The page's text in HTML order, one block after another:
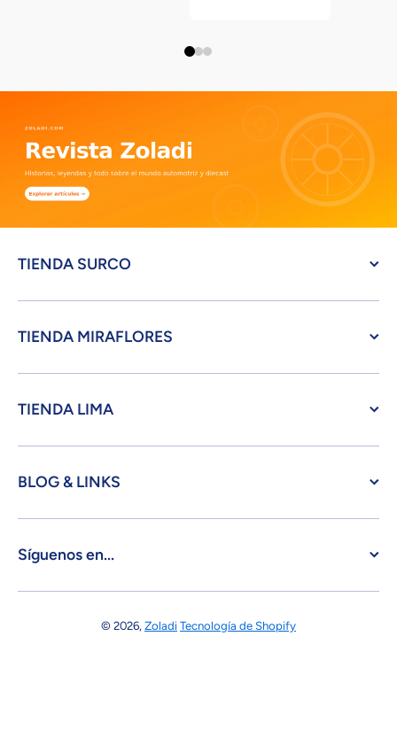
TIENDA SURCO
TIENDA MIRAFLORES
TIENDA LIMA
BLOG & LINKS
Síguenos en...
© 2026,Zoladi Tecnología de Shopify